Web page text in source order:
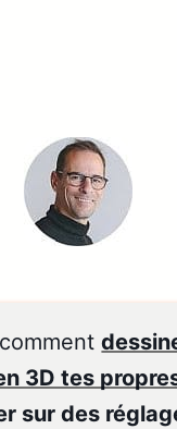
3D tes
sur des